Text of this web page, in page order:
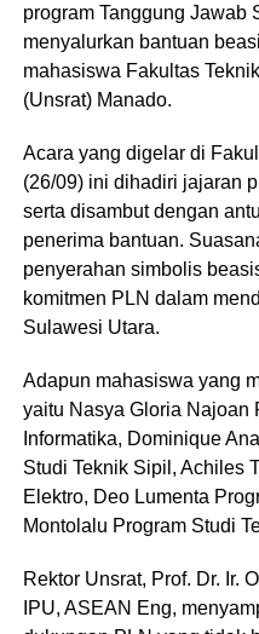
program Tanggung Jawab
menyalurkan bantuan
mahasiswa Fakultas
(Unsrat) Manado.
Acara yang digelar di
(26/09) ini dihadiri jajaran
serta disambut dengan
penerima bantuan.
penyerahan simbolis
komitmen PLN dalam
Sulawesi Utara.
Adapun mahasiswa yang
yaitu Nasya Gloria Najoan
Informatika, Dominique
Studi Teknik Sipil, Achiles
Elektro, Deo Lumenta
Montolalu Program Studi
Rektor Unsrat, Prof. Dr. Ir.
IPU, ASEAN Eng,